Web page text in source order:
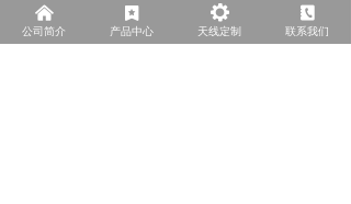
낀
公司简介
끈
产品中心
끶
天线定制
끐
联系我们